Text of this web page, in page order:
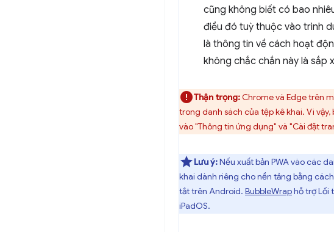
cũng không biết có bao
điều đó tuỳ thuộc vào trình
là thông tin về cách hoạt
không chắc chắn này là sắp
Thận trọng:Chrome và Edge trên
trong danh sách của tệp kê khai. Vì
vào "Thông tin ứng dụng" và "Cài đặt
Lưu ý:Nếu xuất bản PWA vào các
khai dành riêng cho nền tảng bằng
tắt trên Android. BubbleWraphỗ trợ Lối
iPadOS.